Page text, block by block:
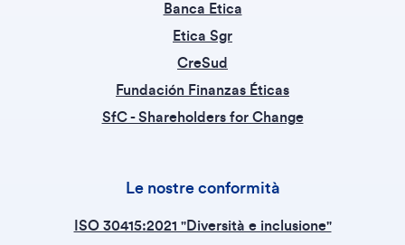
Banca Etica
Etica Sgr
CreSud
Fundación Finanzas Éticas
SfC - Shareholders for Change
Le nostre conformità
ISO 30415:2021 "Diversità e inclusione"